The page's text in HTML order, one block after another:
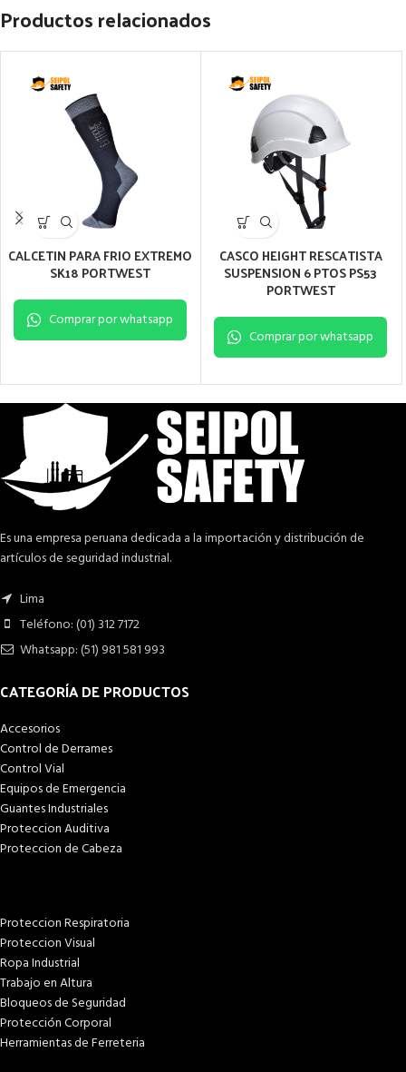
Productos relacionados
CALCETIN PARA FRIO EXTREMO
SK18 PORTWEST
Comprar por whatsapp
CASCO HEIGHT RESCATISTA
SUSPENSION 6 PTOS PS53
PORTWEST
Comprar por whatsapp
Es una empresa peruana dedicada a la importación y distribución de
artículos de seguridad industrial.
Lima
Teléfono: (01) 312 7172
Whatsapp: (51) 981 581 993
CATEGORÍA DE PRODUCTOS
Accesorios
Control de Derrames
Control Vial
Equipos de Emergencia
Guantes Industriales
Proteccion Auditiva
Proteccion de Cabeza
Proteccion Respiratoria
Proteccion Visual
Ropa Industrial
Trabajo en Altura
Bloqueos de Seguridad
Protección Corporal
Herramientas de Ferreteria